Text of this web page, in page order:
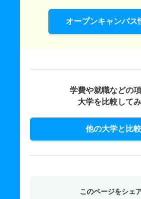
オープンキャンパス
学費や就職などの項
大学を比較して
他の大学と比
このページをシェ